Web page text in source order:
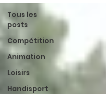
Tous les
posts
Compétition
Animation
Loisirs
Handisport